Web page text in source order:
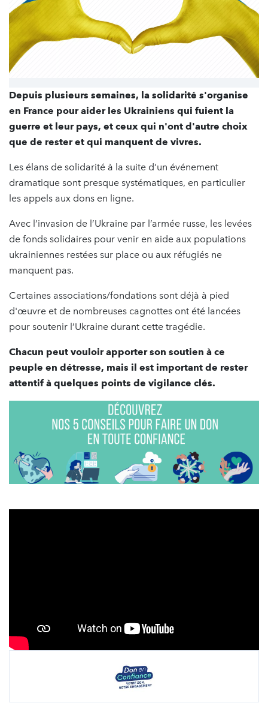
Depuis plusieurs semaines, la solidarité s'organise
en France pour aider les Ukrainiens qui fuient la
guerre et leur pays, et ceux qui n'ont d'autre choix
que de rester et qui manquent de vivres.
Les élans de solidarité à la suite d’un événement
dramatique sont presque systématiques, en particulier
les appels aux dons en ligne.
Avec l’invasion de l’Ukraine par l’armée russe, les levées
de fonds solidaires pour venir en aide aux populations
ukrainiennes restées sur place ou aux réfugiés ne
manquent pas.
Certaines associations/fondations sont déjà à pied
d'œuvre et de nombreuses cagnottes ont été lancées
pour soutenir l’Ukraine durant cette tragédie.
Chacun peut vouloir apporter son soutien à ce
peuple en détresse, mais il est important de rester
attentif à quelques points de vigilance clés.